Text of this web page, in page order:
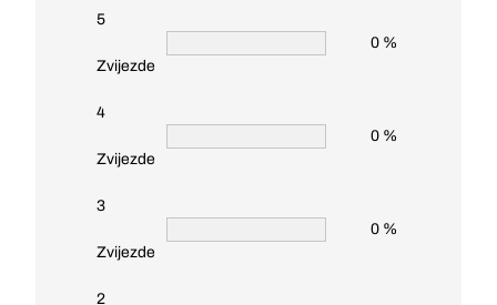
5
Zvijezde
0 %
4
Zvijezde
0 %
3
Zvijezde
0 %
2